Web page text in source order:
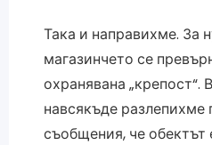
Така и направихме. За
магазинчето се
охранявана „крепост“.
навсякъде разлепихме
съобщения, че обектът